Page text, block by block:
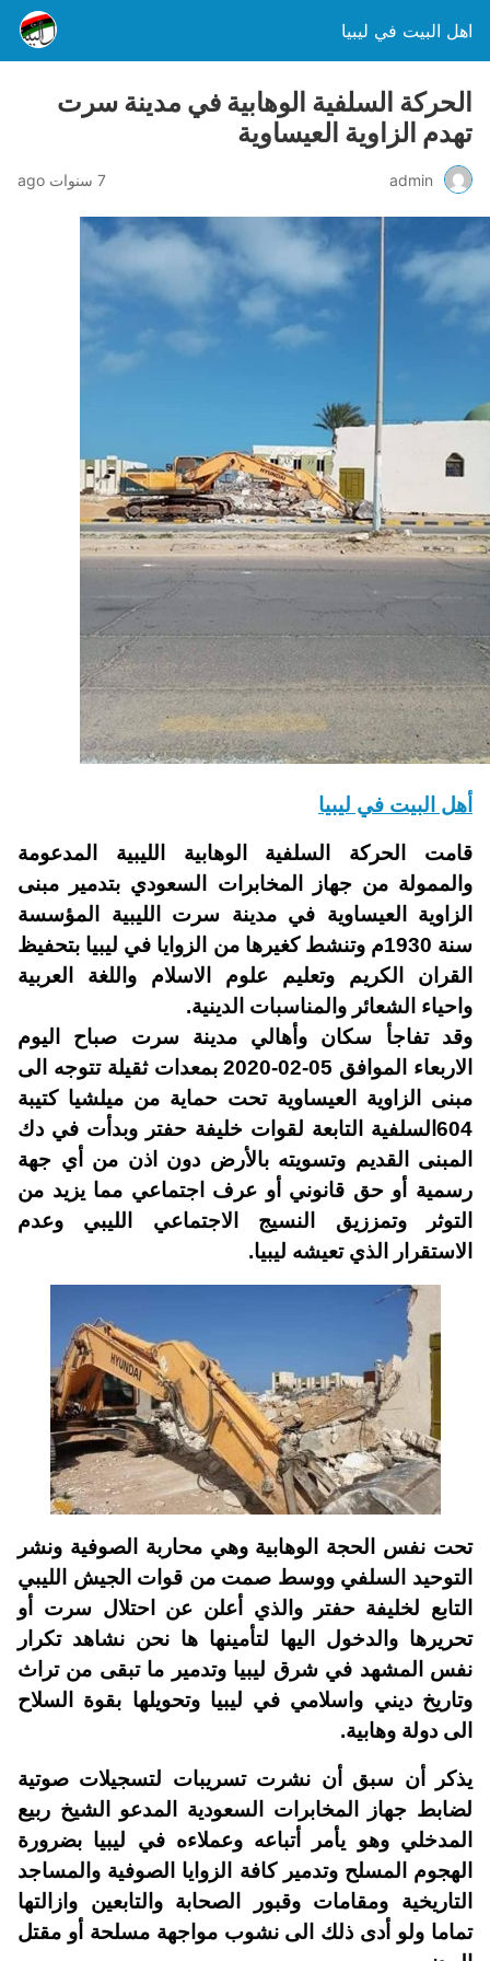
اهل البيت في ليبيا
الحركة السلفية الوهابية في مدينة سرت
تهدم الزاوية العيساوية
admin 7 سنوات ago
أهل البيت في ليبيا
قامت الحركة السلفية الوهابية الليبية المدعومة
والممولة من جهاز المخابرات السعودي بتدمير مبنى
الزاوية العيساوية في مدينة سرت الليبية المؤسسة
سنة 1930م وتنشط كغيرها من الزوايا في ليبيا بتحفيظ
القران الكريم وتعليم علوم الاسلام واللغة العربية
واحياء الشعائر والمناسبات الدينية.
وقد تفاجأ سكان وأهالي مدينة سرت صباح اليوم
الاربعاء الموافق 05-02-2020 بمعدات ثقيلة تتوجه الى
مبنى الزاوية العيساوية تحت حماية من ميلشيا كتيبة
604السلفية التابعة لقوات خليفة حفتر وبدأت في دك
المبنى القديم وتسويته بالأرض دون اذن من أي جهة
رسمية أو حق قانوني أو عرف اجتماعي مما يزيد من
التوثر وتمززيق النسيج الاجتماعي الليبي وعدم
الاستقرار الذي تعيشه ليبيا.
تحت نفس الحجة الوهابية وهي محاربة الصوفية ونشر
التوحيد السلفي ووسط صمت من قوات الجيش الليبي
التابع لخليفة حفتر والذي أعلن عن احتلال سرت أو
تحريرها والدخول اليها لتأمينها ها نحن نشاهد تكرار
نفس المشهد في شرق ليبيا وتدمير ما تبقى من تراث
وتاريخ ديني واسلامي في ليبيا وتحويلها بقوة السلاح
الى دولة وهابية.
يذكر أن سبق أن نشرت تسريبات لتسجيلات صوتية
لضابط جهاز المخابرات السعودية المدعو الشيخ ربيع
المدخلي وهو يأمر أتباعه وعملاءه في ليبيا بضرورة
الهجوم المسلح وتدمير كافة الزوايا الصوفية والمساجد
التاريخية ومقامات وقبور الصحابة والتابعين وازالتها
تماما ولو أدى ذلك الى نشوب مواجهة مسلحة أو مقتل